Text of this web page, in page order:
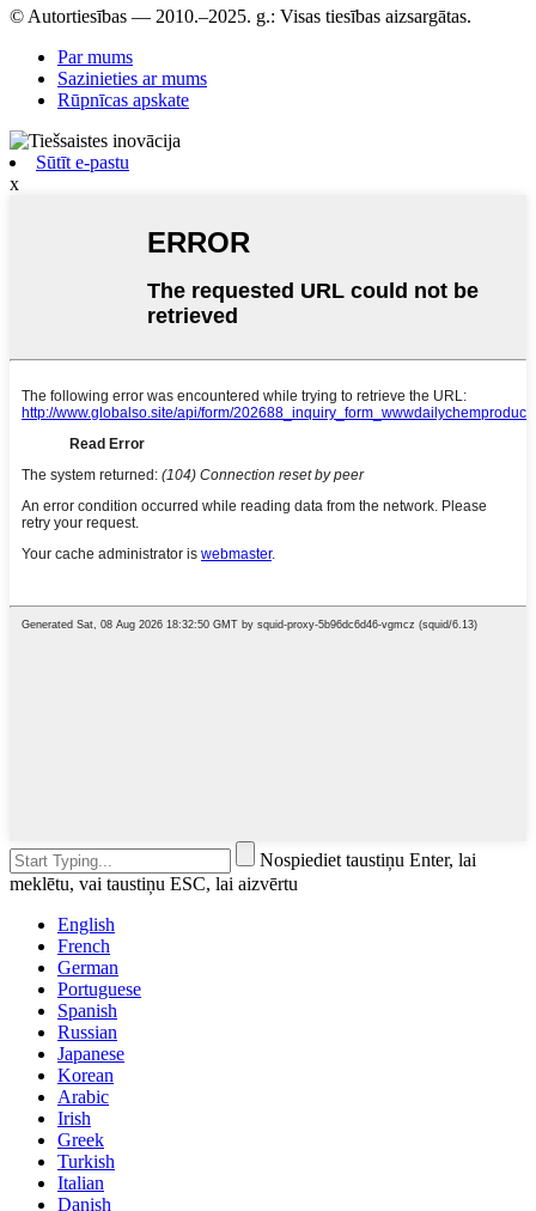
© Autortiesības — 2010.–2025. g.: Visas tiesības aizsargātas.
Par mums
Sazinieties ar mums
Rūpnīcas apskate
Sūtīt e-pastu
x
Nospiediet taustiņu Enter, lai
meklētu, vai taustiņu ESC, lai aizvērtu
English
French
German
Portuguese
Spanish
Russian
Japanese
Korean
Arabic
Irish
Greek
Turkish
Italian
Danish